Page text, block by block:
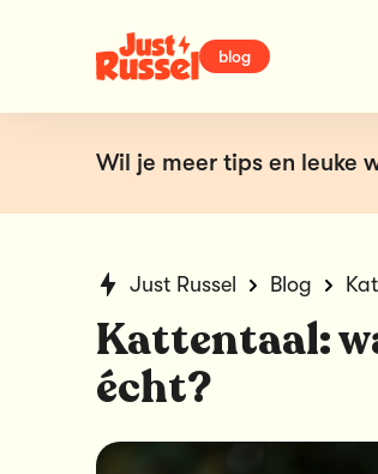
blog
Wil je meer tips en leuke
Just Russel Blog
Kattentaal:
écht?